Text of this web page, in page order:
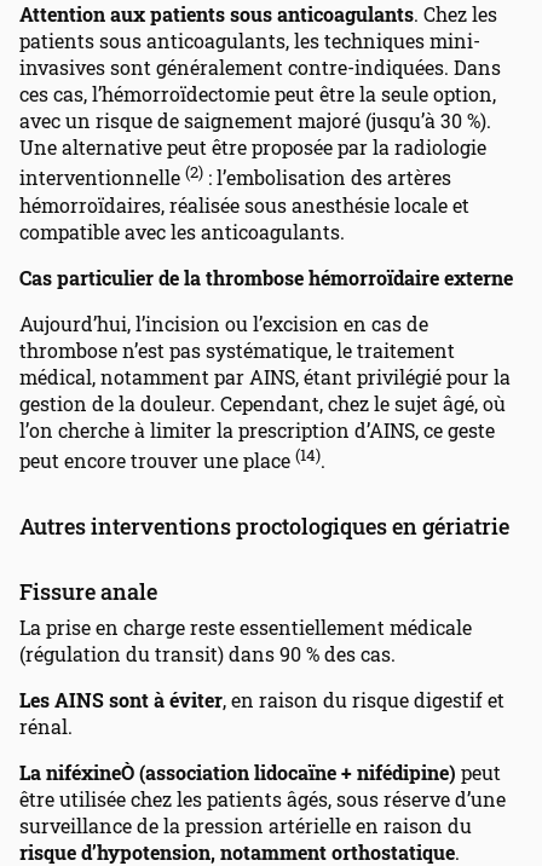
Attention aux patients sous anticoagulants. Chez les
patients sous anticoagulants, les techniques mini-
invasives sont généralement contre-indiquées. Dans
ces cas, l’hémorroïdectomie peut être la seule option,
avec un risque de saignement majoré (jusqu’à 30 %).
Une alternative peut être proposée par la radiologie
interventionnelle (2) : l’embolisation des artères
hémorroïdaires, réalisée sous anesthésie locale et
compatible avec les anticoagulants.
Cas particulier de la thrombose hémorroïdaire externe
Aujourd’hui, l’incision ou l’excision en cas de
thrombose n’est pas systématique, le traitement
médical, notamment par AINS, étant privilégié pour la
gestion de la douleur. Cependant, chez le sujet âgé, où
l’on cherche à limiter la prescription d’AINS, ce geste
peut encore trouver une place (14).
Autres interventions proctologiques en gériatrie
Fissure anale
La prise en charge reste essentiellement médicale
(régulation du transit) dans 90 % des cas.
Les AINS sont à éviter, en raison du risque digestif et
rénal.
La niféxineÒ(association lidocaïne + nifédipine) peut
être utilisée chez les patients âgés, sous réserve d’une
surveillance de la pression artérielle en raison du
risque d’hypotension, notamment orthostatique.